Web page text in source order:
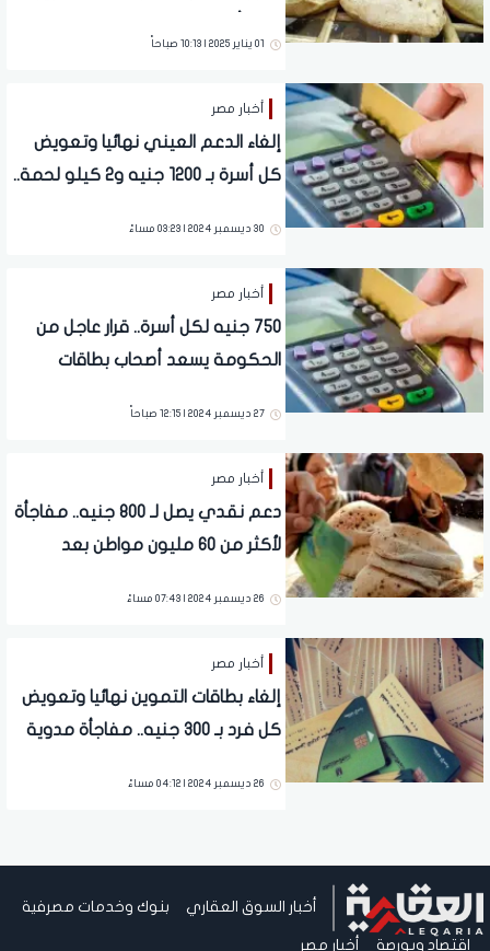
للدعم النقدي
01 يناير 2025 | 10:13 صباحاً
أخبار مصر
إلغاء الدعم العيني نهائيا وتعويض
كل أسرة بـ 1200 جنيه و2 كيلو لحمة..
30 ديسمبر 2024 | 03:23 مساءً
أخبار مصر
750 جنيه لكل أسرة.. قرار عاجل من
الحكومة يسعد أصحاب بطاقات
27 ديسمبر 2024 | 12:15 صباحاً
أخبار مصر
دعم نقدي يصل لـ 800 جنيه.. مفاجأة
لأكثر من 60 مليون مواطن بعد
التموين
26 ديسمبر 2024 | 07:43 مساءً
أخبار مصر
إلغاء بطاقات التموين نهائيا وتعويض
كل فرد بـ 300 جنيه.. مفاجأة مدوية
(تفاصيل)
26 ديسمبر 2024 | 04:12 مساءً
أخبار السوق العقاري بنوك وخدمات مصرفية
اقتصاد وبورصة أخبار مصر